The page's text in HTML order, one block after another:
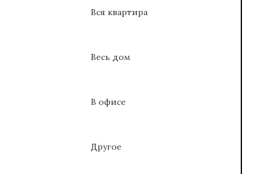
Вся квартира
Весь дом
В офисе
Другое